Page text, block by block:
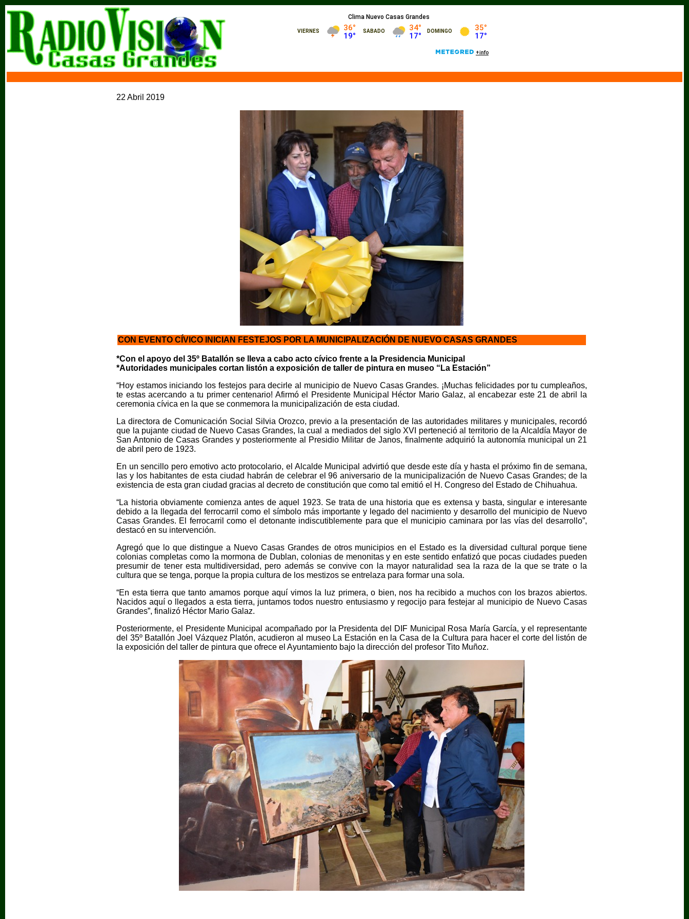
22 Abril 2019
CON EVENTO CÍVICO INICIAN FESTEJOS POR LA MUNICIPALIZACIÓN DE NUEVO CASAS GRANDES
*Con el apoyo del 35º Batallón se lleva a cabo acto cívico frente a la Presidencia Municipal
*Autoridades municipales cortan listón a exposición de taller de pintura en museo “La Estación”
“Hoy estamos iniciando los festejos para decirle al municipio de Nuevo Casas Grandes. ¡Muchas felicidades por tu cumpleaños,
te estas acercando a tu primer centenario! Afirmó el Presidente Municipal Héctor Mario Galaz, al encabezar este 21 de abril la
ceremonia cívica en la que se conmemora la municipalización de esta ciudad.
La directora de Comunicación Social Silvia Orozco, previo a la presentación de las autoridades militares y municipales, recordó
que la pujante ciudad de Nuevo Casas Grandes, la cual a mediados del siglo XVI perteneció al territorio de la Alcaldía Mayor de
San Antonio de Casas Grandes y posteriormente al Presidio Militar de Janos, finalmente adquirió la autonomía municipal un 21
de abril pero de 1923.
En un sencillo pero emotivo acto protocolario, el Alcalde Municipal advirtió que desde este día y hasta el próximo fin de semana,
las y los habitantes de esta ciudad habrán de celebrar el 96 aniversario de la municipalización de Nuevo Casas Grandes; de la
existencia de esta gran ciudad gracias al decreto de constitución que como tal emitió el H. Congreso del Estado de Chihuahua.
“La historia obviamente comienza antes de aquel 1923. Se trata de una historia que es extensa y basta, singular e interesante
debido a la llegada del ferrocarril como el símbolo más importante y legado del nacimiento y desarrollo del municipio de Nuevo
Casas Grandes. El ferrocarril como el detonante indiscutiblemente para que el municipio caminara por las vías del desarrollo”,
destacó en su intervención.
Agregó que lo que distingue a Nuevo Casas Grandes de otros municipios en el Estado es la diversidad cultural porque tiene
colonias completas como la mormona de Dublan, colonias de menonitas y en este sentido enfatizó que pocas ciudades pueden
presumir de tener esta multidiversidad, pero además se convive con la mayor naturalidad sea la raza de la que se trate o la
cultura que se tenga, porque la propia cultura de los mestizos se entrelaza para formar una sola.
“En esta tierra que tanto amamos porque aquí vimos la luz primera, o bien, nos ha recibido a muchos con los brazos abiertos.
Nacidos aquí o llegados a esta tierra, juntamos todos nuestro entusiasmo y regocijo para festejar al municipio de Nuevo Casas
Grandes”, finalizó Héctor Mario Galaz.
Posteriormente, el Presidente Municipal acompañado por la Presidenta del DIF Municipal Rosa María García, y el representante
del 35º Batallón Joel Vázquez Platón, acudieron al museo La Estación en la Casa de la Cultura para hacer el corte del listón de
la exposición del taller de pintura que ofrece el Ayuntamiento bajo la dirección del profesor Tito Muñoz.